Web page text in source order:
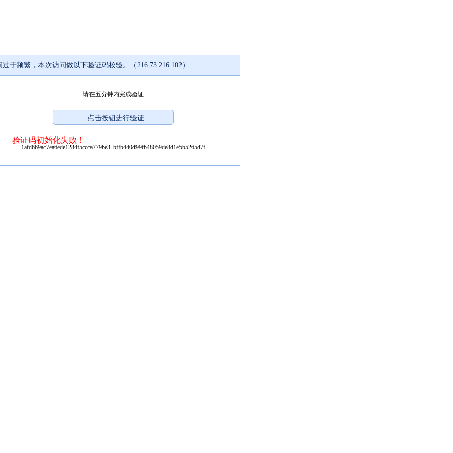
过于频繁，本次访问做以下验证码校验。（216.73.216.102）
请在五分钟内完成验证
验证码初始化失败！
1afd669ac7ea6ede1284f5ccca779be3_bffb440d99fb48059de8d1e5b5265d7f